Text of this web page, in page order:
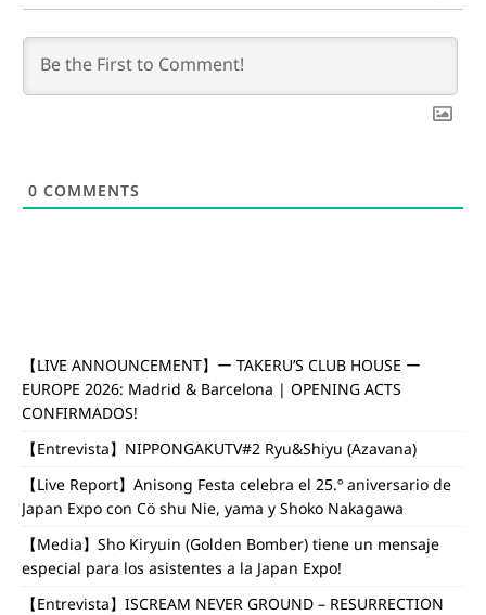
0 COMMENTS
【LIVE ANNOUNCEMENT】ー TAKERU’S CLUB HOUSE ー
EUROPE 2026: Madrid & Barcelona | OPENING ACTS
CONFIRMADOS!
【Entrevista】NIPPONGAKUTV#2 Ryu&Shiyu (Azavana)
【Live Report】Anisong Festa celebra el 25.º aniversario de
Japan Expo con Cö shu Nie, yama y Shoko Nakagawa
【Media】Sho Kiryuin (Golden Bomber) tiene un mensaje
especial para los asistentes a la Japan Expo!
【Entrevista】ISCREAM NEVER GROUND – RESURRECTION